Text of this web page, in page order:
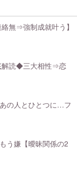
無⇒強制成就叶う】
解読◆三大相性⇒恋
の人とひとつに…フ
う嫌【曖昧関係の2